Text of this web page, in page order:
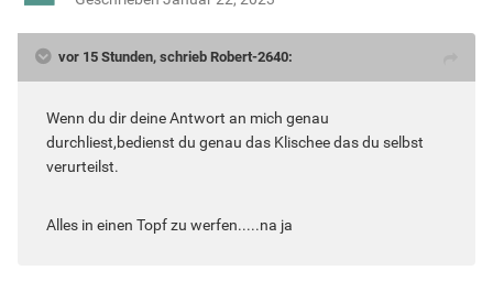
vor 15 Stunden, schrieb Robert-2640:
Wenn du dir deine Antwort an mich genau
durchliest,bedienst du genau das Klischee das du selbst
verurteilst.
Alles in einen Topf zu werfen.....na ja